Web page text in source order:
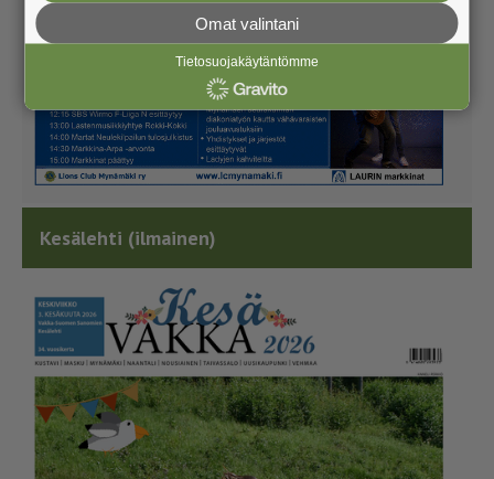
Kesälehti (ilmainen)
Omat valintani
Tietosuojakäytäntömme